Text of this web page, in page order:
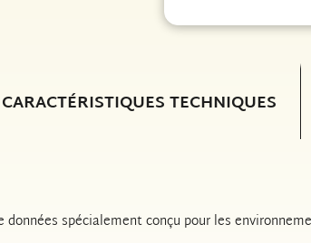
CARACTÉRISTIQUES TECHNIQUES
données spécialement conçu pour les